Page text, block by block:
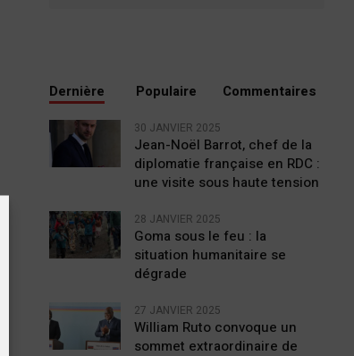
Dernière Populaire Commentaires
30 JANVIER 2025
Jean-Noël Barrot, chef de la
diplomatie française en RDC :
une visite sous haute tension
28 JANVIER 2025
Goma sous le feu : la
situation humanitaire se
dégrade
27 JANVIER 2025
William Ruto convoque un
sommet extraordinaire de